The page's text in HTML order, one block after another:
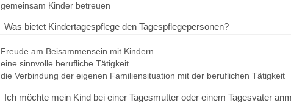
gemeinsam Kinder betreuen
Was bietet Kindertagespflege den Tagespflegepersonen?
Freude am Beisammensein mit Kindern
eine sinnvolle berufliche Tätigkeit
die Verbindung der eigenen Familiensituation mit der beruflichen Tätigkeit
Ich möchte mein Kind bei einer Tagesmutter oder einem Tagesvater